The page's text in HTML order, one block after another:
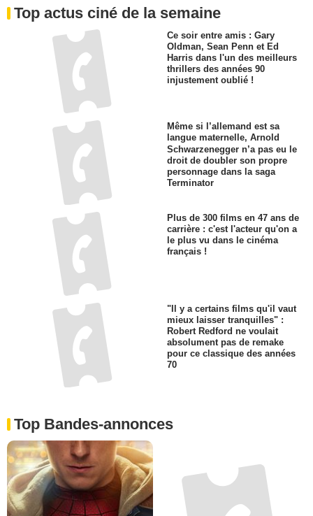
Top actus ciné de la semaine
Ce soir entre amis : Gary
Oldman, Sean Penn et Ed
Harris dans l'un des meilleurs
thrillers des années 90
injustement oublié !
Même si l’allemand est sa
langue maternelle, Arnold
Schwarzenegger n’a pas eu le
droit de doubler son propre
personnage dans la saga
Terminator
Plus de 300 films en 47 ans de
carrière : c'est l'acteur qu'on a
le plus vu dans le cinéma
français !
"Il y a certains films qu'il vaut
mieux laisser tranquilles" :
Robert Redford ne voulait
absolument pas de remake
pour ce classique des années
70
Top Bandes-annonces